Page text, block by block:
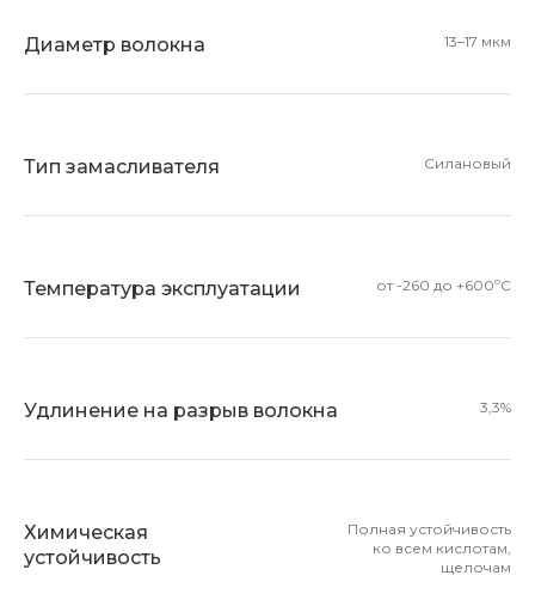
Диаметр волокна 13–17 мкм
Тип замасливателя Силановый
Температура эксплуатации от -260 до +600ºС
Удлинение на разрыв волокна 3,3%
Химическая
устойчивость
Полная устойчивость
ко всем кислотам,
щелочам